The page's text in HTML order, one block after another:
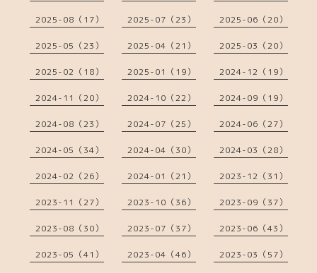
2025-08（17） 2025-07（23） 2025-06（20）
2025-05（23） 2025-04（21） 2025-03（20）
2025-02（18） 2025-01（19） 2024-12（19）
2024-11（20） 2024-10（22） 2024-09（19）
2024-08（23） 2024-07（25） 2024-06（27）
2024-05（34） 2024-04（30） 2024-03（28）
2024-02（26） 2024-01（21） 2023-12（31）
2023-11（27） 2023-10（36） 2023-09（37）
2023-08（30） 2023-07（37） 2023-06（43）
2023-05（41） 2023-04（46） 2023-03（57）